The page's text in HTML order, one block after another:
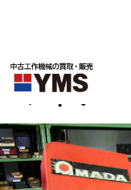
鋼材切断機
バンドソー